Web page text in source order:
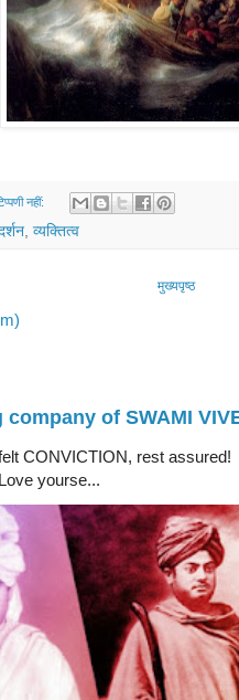
नहीं:
, व्यक्तित्व
मुख्यपृष्ठ
of SWAMI
CONVICTION, rest
yourse...